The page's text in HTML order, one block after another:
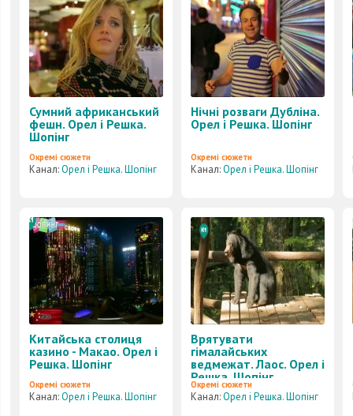
Сумний африканський
фешн. Орел і Решка.
Шопінг
Окремі сюжети
Канал:Орел і Решка. Шопінг
Нічні розваги Дубліна.
Орел і Решка. Шопінг
Окремі сюжети
Канал:Орел і Решка. Шопінг
Китайська столиця
казино - Макао. Орел і
Решка. Шопінг
Окремі сюжети
Канал:Орел і Решка. Шопінг
Врятувати
гімалайських
ведмежат. Лаос. Орел і
Решка. Шопінг
Окремі сюжети
Канал:Орел і Решка. Шопінг